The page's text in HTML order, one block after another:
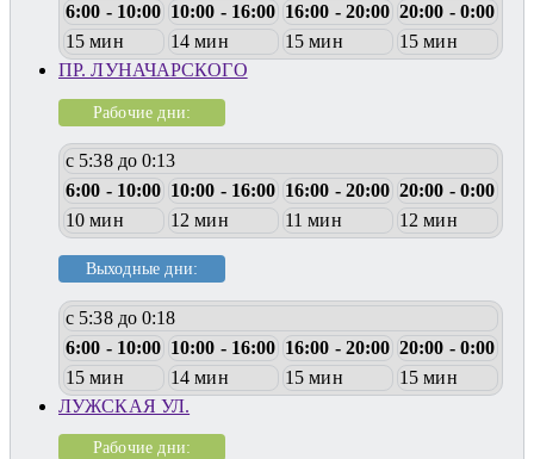
6:00 - 10:00 10:00 - 16:00 16:00 - 20:00 20:00 - 0:00
15 мин
14 мин 15 мин
15 мин
ПР. ЛУНАЧАРСКОГО
Рабочие дни:
с 5:38 до 0:13
6:00 - 10:00 10:00 - 16:00 16:00 - 20:00 20:00 - 0:00
10 мин
12 мин 11 мин 12 мин
Выходные дни:
с 5:38 до 0:18
6:00 - 10:00 10:00 - 16:00 16:00 - 20:00 20:00 - 0:00
15 мин
14 мин 15 мин
15 мин
ЛУЖСКАЯ УЛ.
Рабочие дни: